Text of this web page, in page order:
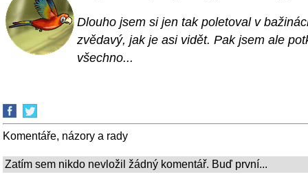
Dlouho jsem si jen tak poletoval v
zvědavý, jak je asi vidět. Pak jsem ale
všechno...
Komentáře, názory a rady
Zatím sem nikdo nevložil žádný komentář. Buď první...